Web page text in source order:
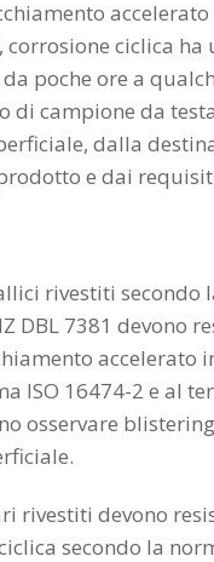
corrosione ciclica ha
poche ore a
di campione da
dalla
e dai
rivestiti secondo
DBL 7381 devono
accelerato
ISO 16474-2 e al
osservare
rivestiti devono
secondo la